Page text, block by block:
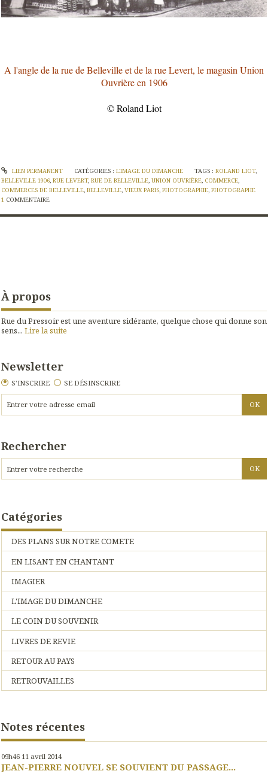
A l'angle de la rue de Belleville et de la rue Levert, le magasin Union
Ouvrière en 1906
© Roland Liot
LIEN PERMANENT CATÉGORIES : L'IMAGE DU DIMANCHE TAGS :ROLAND LIOT,
BELLEVILLE 1906 RUE LEVERT, RUE DE BELLEVILLE UNION OUVRIÈRE COMMERCE
COMMERCES DE BELLEVILLE BELLEVILLE VIEUX PARIS PHOTOGRAPHIE PHOTOGRAPHE
1 COMMENTAIRE
À propos
Rue du Pressoir est une aventure sidérante, quelque chose qui donne son
sens... Lire la suite
Newsletter
S'INSCRIRE SE DÉSINSCRIRE
Rechercher
Catégories
DES PLANS SUR NOTRE COMETE
EN LISANT EN CHANTANT
IMAGIER
L'IMAGE DU DIMANCHE
LE COIN DU SOUVENIR
LIVRES DE REVIE
RETOUR AU PAYS
RETROUVAILLES
Notes récentes
09h46 11 avril 2014
JEAN-PIERRE NOUVEL SE SOUVIENT DU PASSAGE...